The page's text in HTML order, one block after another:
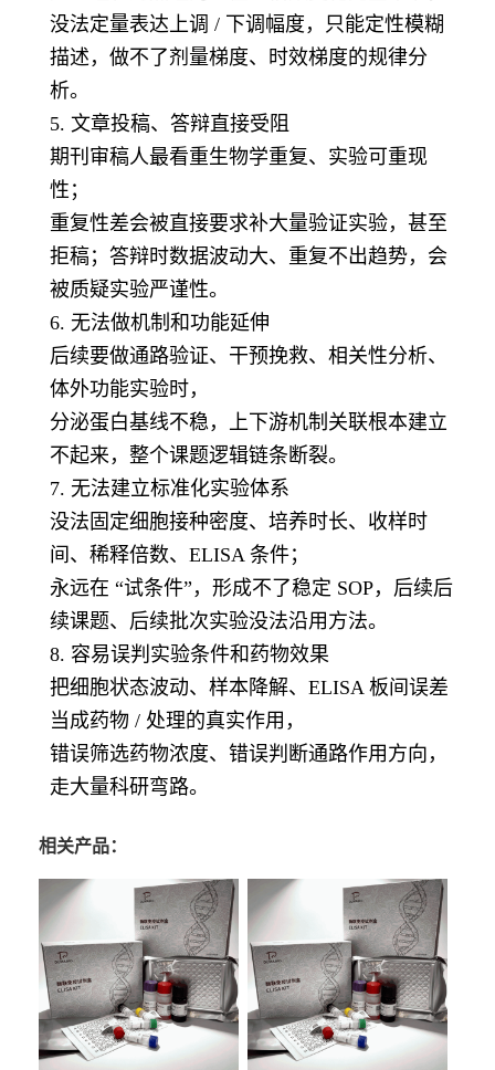
没法定量表达上调 / 下调幅度，只能定性模糊
描述，做不了剂量梯度、时效梯度的规律分
析。
5. 文章投稿、答辩直接受阻
期刊审稿人最看重生物学重复、实验可重现
性；
重复性差会被直接要求补大量验证实验，甚至
拒稿；答辩时数据波动大、重复不出趋势，会
被质疑实验严谨性。
6. 无法做机制和功能延伸
后续要做通路验证、干预挽救、相关性分析、
体外功能实验时，
分泌蛋白基线不稳，上下游机制关联根本建立
不起来，整个课题逻辑链条断裂。
7. 无法建立标准化实验体系
没法固定细胞接种密度、培养时长、收样时
间、稀释倍数、ELISA 条件；
永远在 “试条件”，形成不了稳定 SOP，后续后
续课题、后续批次实验没法沿用方法。
8. 容易误判实验条件和药物效果
把细胞状态波动、样本降解、ELISA 板间误差
当成药物 / 处理的真实作用，
错误筛选药物浓度、错误判断通路作用方向，
走大量科研弯路。
相关产品：